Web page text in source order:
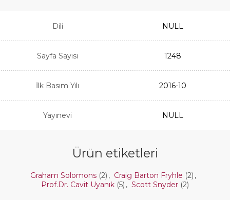
Dili NULL
Sayfa Sayısı 1248
İlk Basım Yılı 2016-10
Yayınevi NULL
Ürün etiketleri
Graham Solomons (2) , Craig Barton Fryhle (2) ,
Prof.Dr. Cavit Uyanık (5) , Scott Snyder (2)